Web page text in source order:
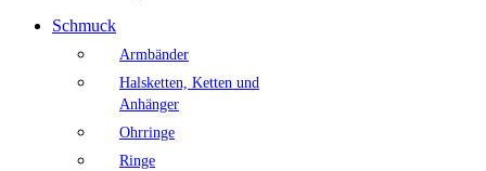
Schmuck
Armbänder
Halsketten, Ketten und
Anhänger
Ohrringe
Ringe